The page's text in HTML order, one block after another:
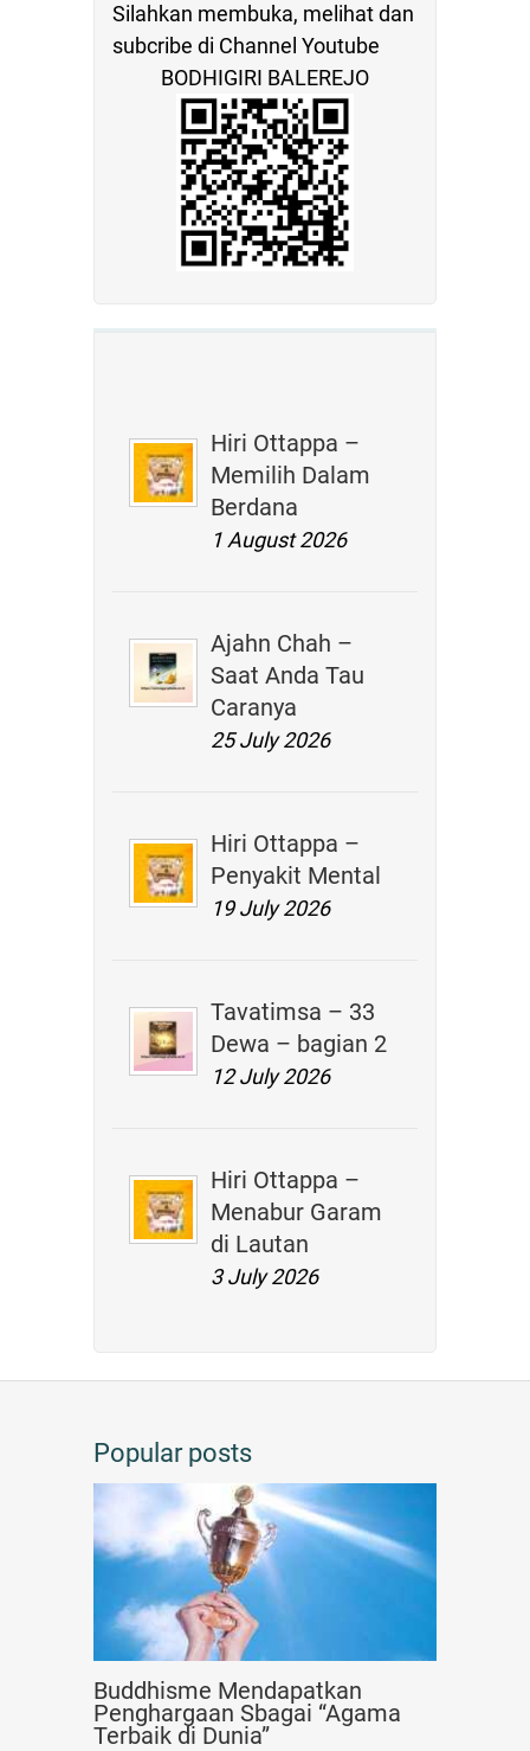
Silahkan membuka, melihat dan
subcribe di Channel Youtube
BODHIGIRI BALEREJO
Hiri Ottappa –
Memilih Dalam
Berdana
1 August 2026
Ajahn Chah –
Saat Anda Tau
Caranya
25 July 2026
Hiri Ottappa –
Penyakit Mental
19 July 2026
Tavatimsa – 33
Dewa – bagian 2
12 July 2026
Hiri Ottappa –
Menabur Garam
di Lautan
3 July 2026
Popular posts
Buddhisme Mendapatkan
Penghargaan Sbagai “Agama
Terbaik di Dunia”